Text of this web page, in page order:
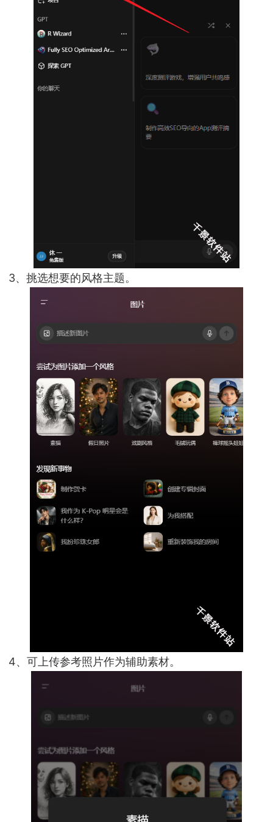
3、挑选想要的风格主题。
4、可上传参考照片作为辅助素材。